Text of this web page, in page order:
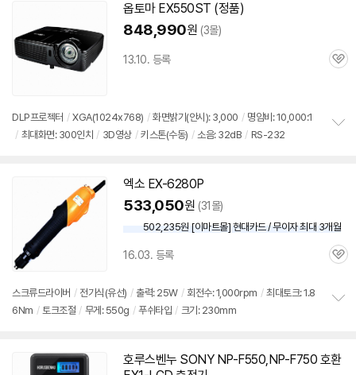
옵토마 EX550ST (정품)
848,990원 (3몰)
13.10. 등록
관
DLP프로젝터 / XGA(1024x768) / 화면밝기(안시): 3,000 / 명암비: 10,000:1
/ 최대화면: 300인치 / 3D영상 / 키스톤(수동) / 소음: 32dB / RS-232
엑소 EX-6280P
533,050원 (31몰)
502,235원 [이마트몰] 현대카드 / 무이자 최대 3개월
16.03. 등록
관
스크류드라이버 / 전기식(유선) / 출력: 25W / 회전수: 1,000rpm / 최대토크: 1.8
6Nm / 토크조절 / 무게: 550g / 푸쉬타입 / 크기: 230mm
치
호루스벤누 SONY NP-F550,NP-F750 호환
세부정보 열기/접기